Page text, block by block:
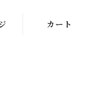
カート